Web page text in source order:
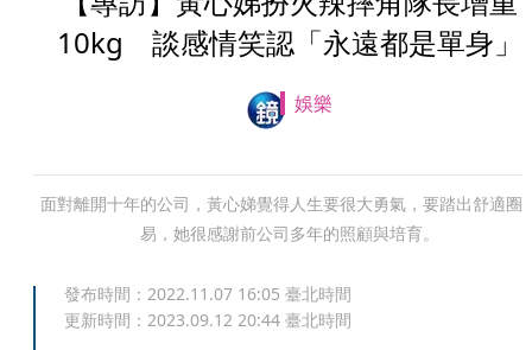
10kg 談感情笑認「永遠都是單身」
娛樂
面對離開十年的公司，黃心娣覺得人生要很大勇氣，要踏出舒適圈
易，她很感謝前公司多年的照顧與培育。
發布時間： 2022.11.07 16:05 臺北時間
更新時間： 2023.09.12 20:44 臺北時間